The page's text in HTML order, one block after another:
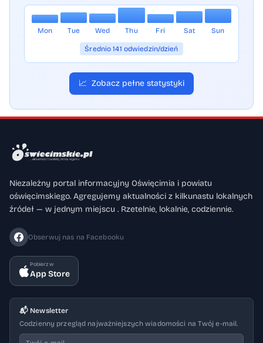
Mon Tue Wed Thu Fri Sat Sun
Średnio 141 odwiedzin/dzień
📈 Zobacz pełne statystyki
Niezależny portal informacyjny Oświęcimia i powiatu
oświęcimskiego. Agregujemy aktualności z kilkunastu lokalnych
źródeł — w jednym miejscu . Rzetelnie, lokalnie, codziennie.
Obserwuj nas na Facebooku
Pobierz w
App Store
📬 Newsletter
Codzienny przegląd najważniejszych wiadomości na Twój e-mail.